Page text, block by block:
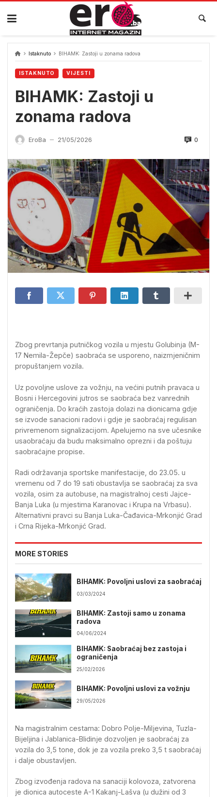
Skip
content
Istaknuto BIHAMK: Zastoji u zonama radova
ISTAKNUTO VIJESTI
BIHAMK: Zastoji u
zonama radova
EroBa — 21/05/2026 0
Zbog prevrtanja putničkog vozila u mjestu Golubinja (M-
17 Nemila-Žepče) saobraća se usporeno, naizmjeničnim
propuštanjem vozila.
Uz povoljne uslove za vožnju, na većini putnih pravaca u
Bosni i Hercegovini jutros se saobraća bez vanrednih
ograničenja. Do kraćih zastoja dolazi na dionicama gdje
se izvode sanacioni radovi i gdje je saobraćaj regulisan
privremenom signalizacijom. Apelujemo na sve učesnike
usaobraćaju da budu maksimalno oprezni i da poštuju
saobraćajne propise.
Radi održavanja sportske manifestacije, do 23.05. u
vremenu od 7 do 19 sati obustavlja se saobraćaj za sva
vozila, osim za autobuse, na magistralnoj cesti Jajce-
Banja Luka (u mjestima Karanovac i Krupa na Vrbasu).
Alternativni pravci su Banja Luka-Čađavica-Mrkonjić Grad
i Crna Rijeka-Mrkonjić Grad.
MORE STORIES
BIHAMK: Povoljni uslovi za saobraćaj
03/03/2024
BIHAMK: Zastoji samo u zonama
radova
04/06/2024
BIHAMK: Saobraćaj bez zastoja i
ograničenja
25/02/2026
BIHAMK: Povoljni uslovi za vožnju
29/05/2026
Na magistralnim cestama: Dobro Polje-Miljevina, Tuzla-
Bijeljina i Jablanica-Blidinje dozvoljen je saobraćaj za
vozila do 3,5 tone, dok je za vozila preko 3,5 t saobraćaj
i dalje obustavljen.
Zbog izvođenja radova na sanaciji kolovoza, zatvorena
je dionica autoceste A-1 Kakanj-Lašva (u dužini od 3